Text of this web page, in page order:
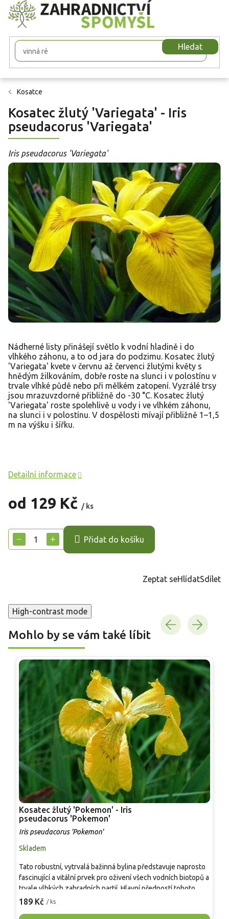
Přejít
na
obsah
Hledat
Kosatce
Kosatec žlutý 'Variegata' - Iris
pseudacorus 'Variegata'
Iris pseudacorus 'Variegata'
od 129 Kč / ks
cena:
+
− Přidat do košíku
Nádherné listy přinášejí světlo k vodní hladině i do
vlhkého záhonu, a to od jara do podzimu. Kosatec žlutý
'Variegata' kvete v červnu až červenci žlutými květy s
hnědým žilkováním, dobře roste na slunci i v polostínu v
trvale vlhké půdě nebo při mělkém zatopení. Vyzrálé trsy
jsou mrazuvzdorné přibližně do -30 °C. Kosatec žlutý
'Variegata' roste spolehlivě u vody i ve vlhkém záhonu,
na slunci i v polostínu. V dospělosti mívají přibližně 1–1,5
m na výšku i šířku.
Detailní informace
Zeptat seHlídatSdílet
High-contrast mode
Mohlo by se vám také líbit
Kosatec žlutý 'Pokemon' - Iris
pseudacorus 'Pokemon'
Iris pseudacorus 'Pokemon'
Skladem
189 Kč / ks
Tato robustní, vytrvalá bažinná bylina představuje naprosto
fascinující a vitální prvek pro oživení všech vodních biotopů a
trvale vlhkých zahradních partií. Hlavní předností tohoto
impozantního kultivaru je jedinečné, exoticky působící